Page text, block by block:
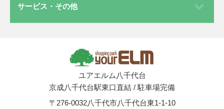
サービス・その他
ユアエルム八千代台
京成八千代台駅東口直結 / 駐車場完備
〒276-0032八千代市八千代台東1-1-10